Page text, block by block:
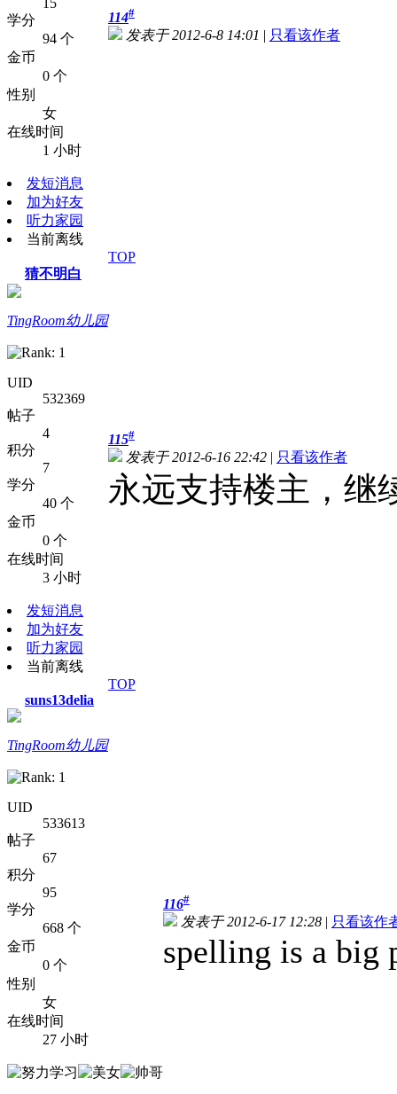
15
学分
94 个
金币
0 个
性别
女
在线时间
1 小时
发短消息
加为好友
听力家园
当前离线
114#
发表于 2012-6-8 14:01 | 只看该作者
TOP
猜不明白
TingRoom幼儿园
UID
532369
帖子
4
积分
7
学分
40 个
金币
0 个
在线时间
3 小时
发短消息
加为好友
听力家园
当前离线
115#
发表于 2012-6-16 22:42 | 只看该作者
永远支持楼主，继
TOP
suns13delia
TingRoom幼儿园
UID
533613
帖子
67
积分
95
学分
668 个
金币
0 个
性别
女
在线时间
27 小时
116#
发表于 2012-6-17 12:28 | 只看该作
spelling is a big